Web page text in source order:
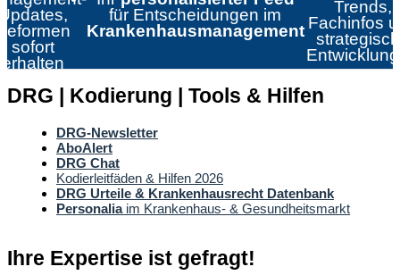
sofort
erhalten
für Entscheidungen im
Krankenhausmanagement
Trends,
Fachinfos
DRG | Kodierung | Tools & Hilfen
DRG-Newsletter
AboAlert
DRG Chat
Kodierleitfäden & Hilfen 2026
DRG Urteile & Krankenhausrecht Datenbank
Personaliaim Krankenhaus- & Gesundheitsmarkt
Ihre Expertise ist gefragt!